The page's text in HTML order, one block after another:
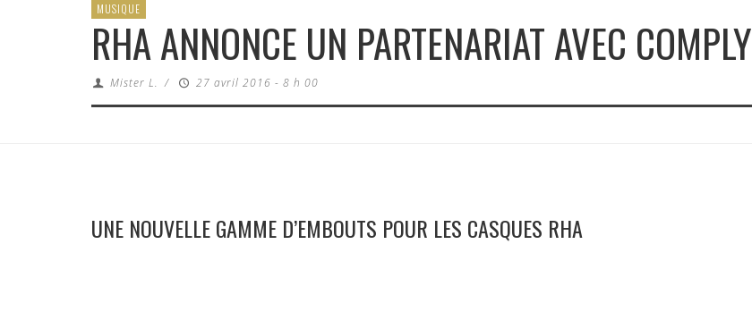
MUSIQUE
RHA ANNONCE UN PARTENARIAT AVEC COMPLY
Mister L. / 27 avril 2016 - 8 h 00
UNE NOUVELLE GAMME D’EMBOUTS POUR LES CASQUES RHA